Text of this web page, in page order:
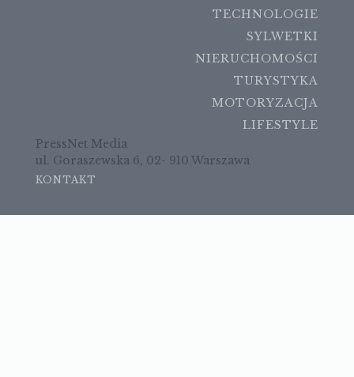
TECHNOLOGIE
SYLWETKI
NIERUCHOMOŚCI
TURYSTYKA
MOTORYZACJA
LIFESTYLE
PressNet Media
ul. Goraszewska 6, 02- 910 Warszawa
KONTAKT